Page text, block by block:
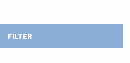
FILTER